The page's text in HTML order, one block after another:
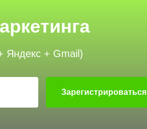
Яндекс + Gmail)
Зарегистрироваться